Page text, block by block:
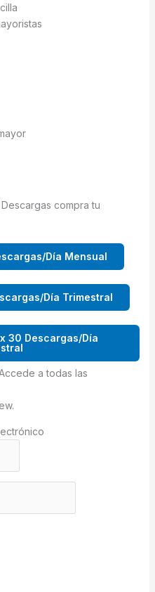
compra tu
Día Mensual
Día Trimestral
30 Descargas/Día
a todas las